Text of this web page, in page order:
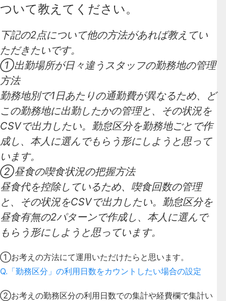
ついて教えてください。
下記の2点について他の方法があれば教えてい
ただきたいです。
①出勤場所が日々違うスタッフの勤務地の管理
方法
勤務地別で1日あたりの通勤費が異なるため、ど
この勤務地に出勤したかの管理と、その状況を
CSVで出力したい。勤怠区分を勤務地ごとで作
成し、本人に選んでもらう形にしようと思って
います。
②昼食の喫食状況の把握方法
昼食代を控除しているため、喫食回数の管理
と、その状況をCSVで出力したい。勤怠区分を
昼食有無の2パターンで作成し、本人に選んで
もらう形にしようと思っています。
①お考えの方法にて運用いただけたらと思います。
Q.「勤務区分」の利用日数をカウントしたい場合の設定
②お考えの勤務区分の利用日数での集計や経費欄で集計い